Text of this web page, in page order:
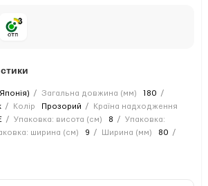
Загальна довжина (мм)
180
Колір Прозорий
Країна надходження
Упаковка: висота (см) 8
Упаковка:
ширина (см) 9 Ширина (мм) 80